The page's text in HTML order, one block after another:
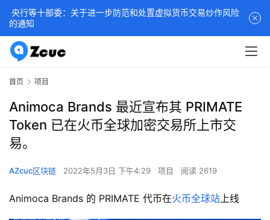
首页 项目
Animoca Brands 最近宣布其 PRIMATE
Token 已在火币全球加密交易所上市交
易。
AZcuc区块链 2022年5月3日 下午4:29 项目 阅读 2619
Animoca Brands 的 PRIMATE 代币在火币全球站上线
央行等十部委：关于进一步防范和处置虚拟货币交易炒作风险
的通知